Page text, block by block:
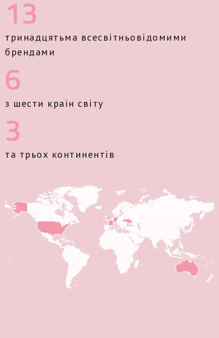
13
тринадцятьма всесвітньовідомими
брендами
6
з шести країн світу
3
та трьох континентів